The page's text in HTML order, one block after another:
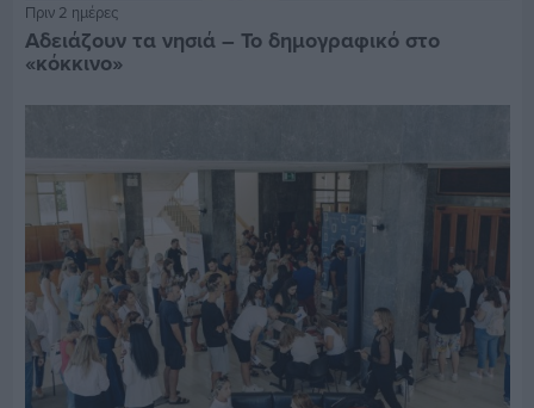
Πριν 2 ημέρες
Αδειάζουν τα νησιά – Το δημογραφικό στο
«κόκκινο»